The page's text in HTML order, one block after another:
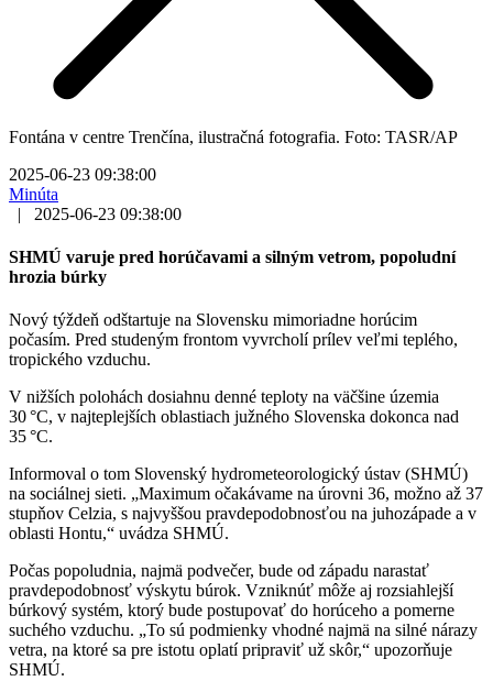
Fontána v centre Trenčína, ilustračná fotografia. Foto: TASR/AP
2025-06-23 09:38:00
Minúta
|
2025-06-23 09:38:00
SHMÚ varuje pred horúčavami a silným vetrom, popoludní
hrozia búrky
Nový týždeň odštartuje na Slovensku mimoriadne horúcim
počasím. Pred studeným frontom vyvrcholí prílev veľmi teplého,
tropického vzduchu.
V nižších polohách dosiahnu denné teploty na väčšine územia
30 °C, v najteplejších oblastiach južného Slovenska dokonca nad
35 °C.
Informoval o tom Slovenský hydrometeorologický ústav (SHMÚ)
na sociálnej sieti. „Maximum očakávame na úrovni 36, možno až 37
stupňov Celzia, s najvyššou pravdepodobnosťou na juhozápade a v
oblasti Hontu,“ uvádza SHMÚ.
Počas popoludnia, najmä podvečer, bude od západu narastať
pravdepodobnosť výskytu búrok. Vzniknúť môže aj rozsiahlejší
búrkový systém, ktorý bude postupovať do horúceho a pomerne
suchého vzduchu. „To sú podmienky vhodné najmä na silné nárazy
vetra, na ktoré sa pre istotu oplatí pripraviť už skôr,“ upozorňuje
SHMÚ.